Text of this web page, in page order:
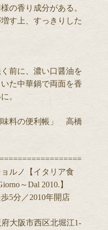
の香り成分がある。
す上、すっきりした
前に、濃い口醤油を
た中華鍋で両面を香
。
料の便利帳」 高橋
ルノ【イタリア食
～Dal 2010.】
5分／2010年開店
大阪市西区北堀江1-